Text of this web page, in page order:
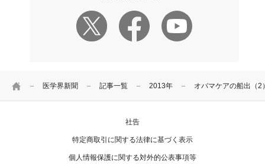
HOME 医学界新聞 記事一覧 2013年 オバマケアの船出（2
社告
特定商取引に関する法律に基づく表示
個人情報保護に関する対外的公表事項等